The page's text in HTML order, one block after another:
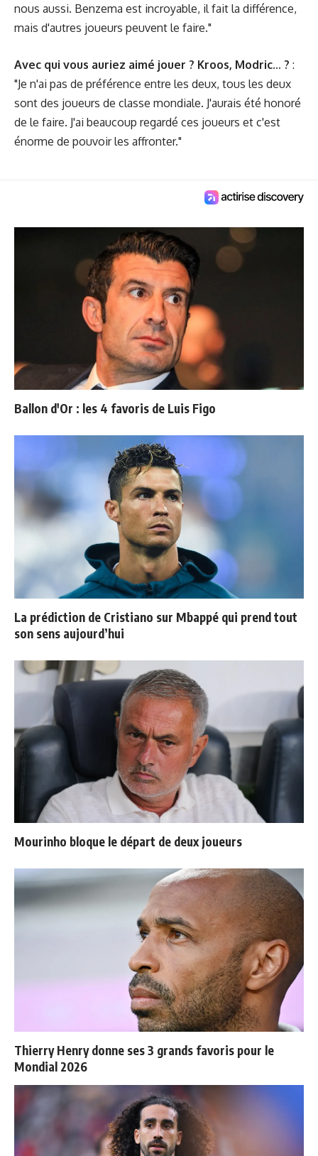
nous aussi. Benzema est incroyable, il fait la différence,
mais d'autres joueurs peuvent le faire."
Avec qui vous auriez aimé jouer ? Kroos, Modric... ? :
"Je n'ai pas de préférence entre les deux, tous les deux
sont des joueurs de classe mondiale. J'aurais été honoré
de le faire. J'ai beaucoup regardé ces joueurs et c'est
énorme de pouvoir les affronter."
Ballon d'Or : les 4 favoris de Luis Figo
La prédiction de Cristiano sur Mbappé qui prend tout
son sens aujourd’hui
Mourinho bloque le départ de deux joueurs
Thierry Henry donne ses 3 grands favoris pour le
Mondial 2026